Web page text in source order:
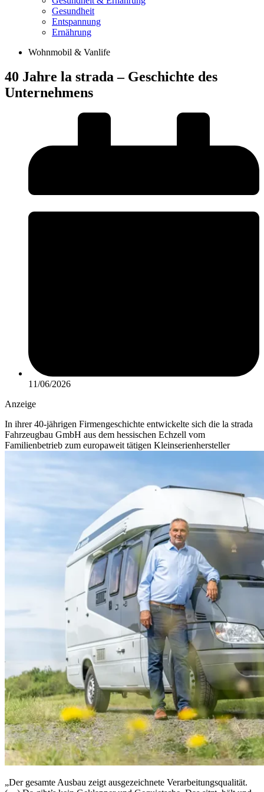
Gesundheit
Entspannung
Ernährung
Wohnmobil & Vanlife
40 Jahre la strada – Geschichte des
Unternehmens
11/06/2026
Anzeige
In ihrer 40-jährigen Firmengeschichte entwickelte sich die la strada
Fahrzeugbau GmbH aus dem hessischen Echzell vom
Familienbetrieb zum europaweit tätigen Kleinserienhersteller
„Der gesamte Ausbau zeigt ausgezeichnete Verarbeitungsqualität.